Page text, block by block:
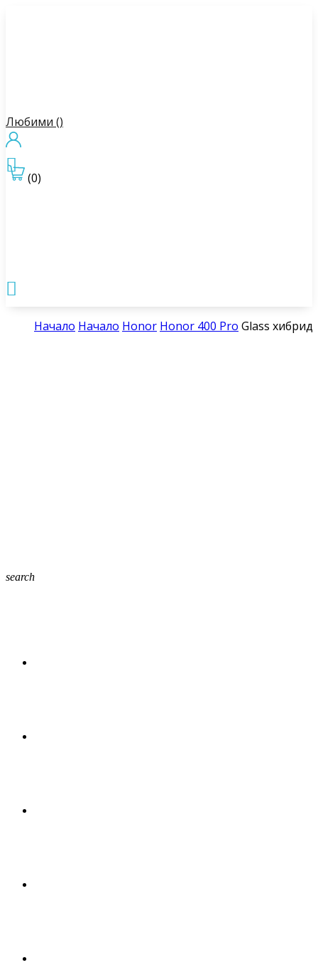
Любими ()
(0)


Начало Начало Honor Honor 400 Pro Glass
search